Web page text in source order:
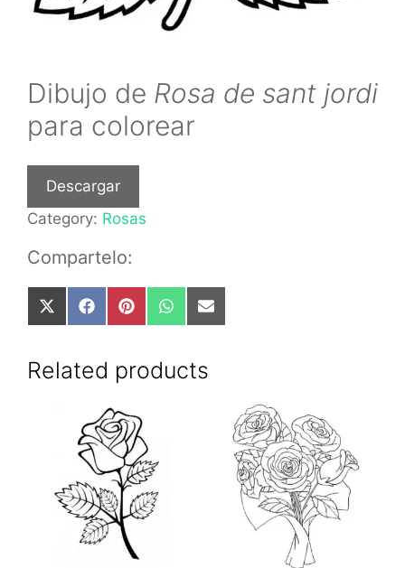
Dibujo de Rosa de sant jordi
para colorear
Descargar
Category: Rosas
Compartelo:
Share
on
(Twitter)
Share
on
Share
on
Share
on
Share
on
Related products